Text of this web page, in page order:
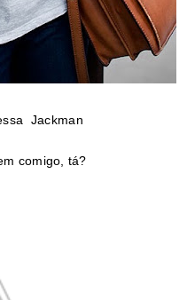
Jackman
comigo, tá?